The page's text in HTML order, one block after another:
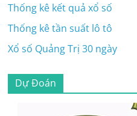
Thống kê kết quả xổ số
Thống kê tần suất lô tô
Xổ số Quảng Trị 30 ngày
Dự Đoán